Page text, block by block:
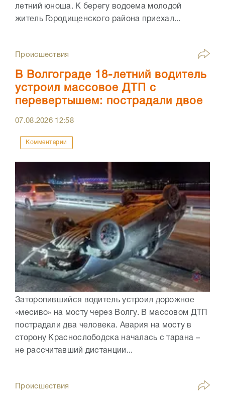
летний юноша. К берегу водоема молодой
житель Городищенского района приехал...
Происшествия
В Волгограде 18-летний водитель
устроил массовое ДТП с
перевертышем: пострадали двое
07.08.2026 12:58
Комментарии
Заторопившийся водитель устроил дорожное
«месиво» на мосту через Волгу. В массовом ДТП
пострадали два человека. Авария на мосту в
сторону Краснослободска началась с тарана –
не рассчитавший дистанции...
Происшествия